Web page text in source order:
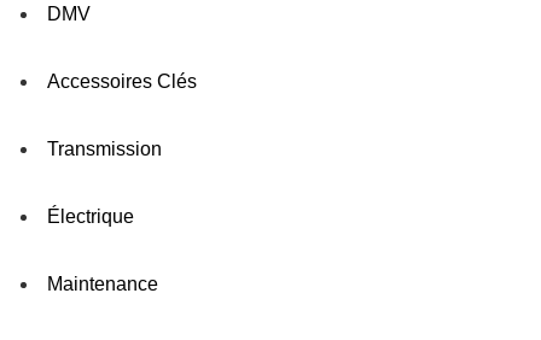
DMV
Accessoires Clés
Transmission
Électrique
Maintenance